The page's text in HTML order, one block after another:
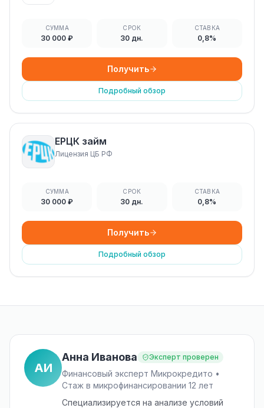
СУММА
30 000 ₽
СРОК
30 дн.
СТАВКА
0,8%
Получить
Подробный обзор
ЕРЦК займ
Лицензия ЦБ РФ
СУММА
30 000 ₽
СРОК
30 дн.
СТАВКА
0,8%
Получить
Подробный обзор
АИ
Анна Иванова Эксперт проверен
Финансовый эксперт Микрокредито •
Стаж в микрофинансировании 12 лет
Специализируется на анализе условий